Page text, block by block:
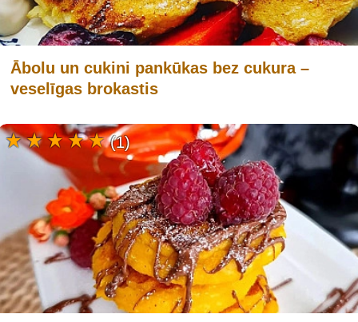
Ābolu un cukini pankūkas bez cukura –
veselīgas brokastis
(1)